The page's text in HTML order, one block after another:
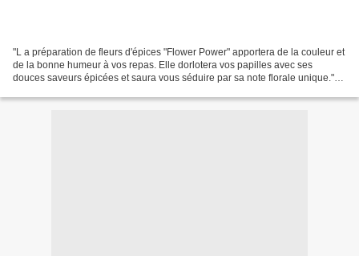
"L a préparation de fleurs d'épices "Flower Power" apportera de la couleur et
de la bonne humeur à vos repas. Elle dorlotera vos papilles avec ses
douces saveurs épicées et saura vous séduire par sa note florale unique."